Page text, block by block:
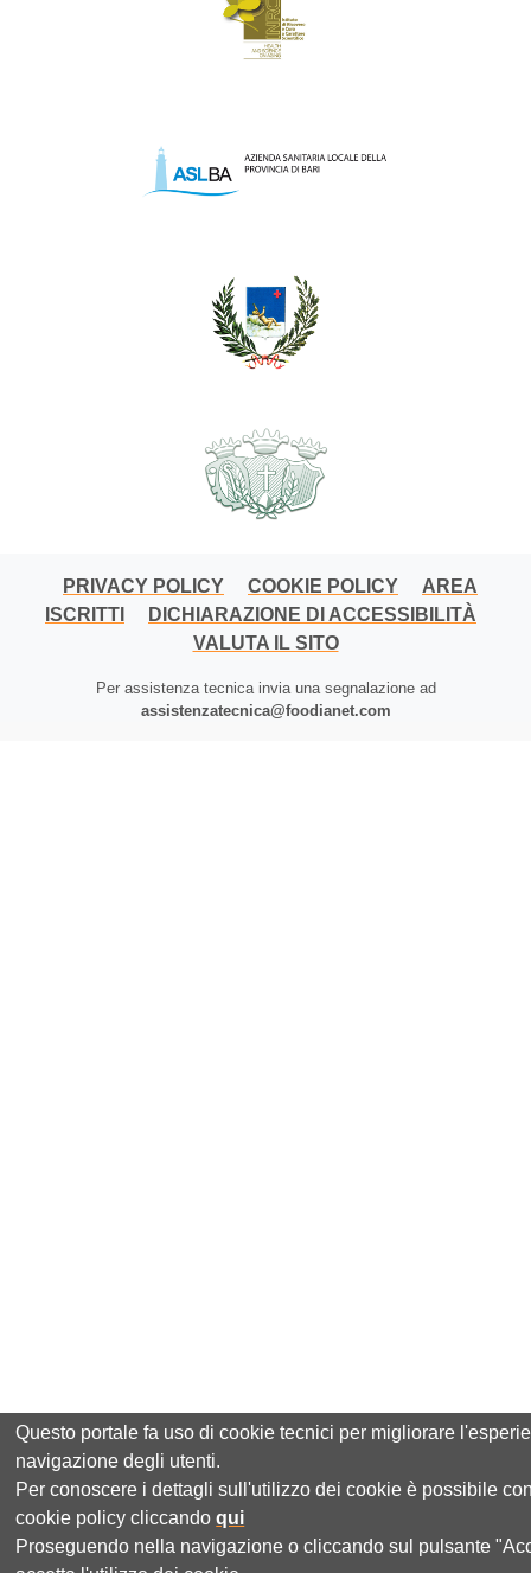
PRIVACY POLICY COOKIE POLICY
AREA
ISCRITTI
DICHIARAZIONE DI ACCESSIBILITÀ
VALUTA IL SITO
Per assistenza tecnica invia una segnalazione ad
assistenzatecnica@foodianet.com
Questo portale fa uso di cookie tecnici per migliorare
navigazione degli utenti.
Per conoscere i dettagli sull'utilizzo dei cookie è possibile
cookie policy cliccandoqui
Proseguendo nella navigazione o cliccando sul pulsante